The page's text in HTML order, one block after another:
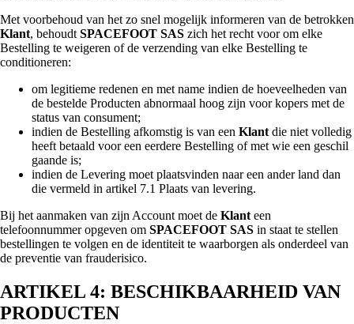
Met voorbehoud van het zo snel mogelijk informeren van de betrokken
Klant, behoudt SPACEFOOT SAS zich het recht voor om elke
Bestelling te weigeren of de verzending van elke Bestelling te
conditioneren:
om legitieme redenen en met name indien de hoeveelheden van
de bestelde Producten abnormaal hoog zijn voor kopers met de
status van consument;
indien de Bestelling afkomstig is van een Klant die niet volledig
heeft betaald voor een eerdere Bestelling of met wie een geschil
gaande is;
indien de Levering moet plaatsvinden naar een ander land dan
die vermeld in artikel 7.1 Plaats van levering.
Bij het aanmaken van zijn Account moet de Klant een
telefoonnummer opgeven om SPACEFOOT SAS in staat te stellen
bestellingen te volgen en de identiteit te waarborgen als onderdeel van
de preventie van frauderisico.
ARTIKEL 4: BESCHIKBAARHEID VAN
PRODUCTEN